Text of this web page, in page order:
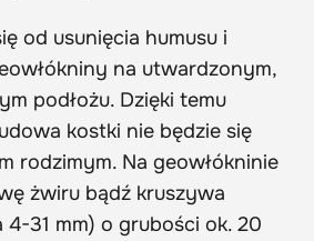
od usunięcia humusu i
na utwardzonym,
podłożu. Dzięki temu
kostki nie będzie się
rodzimym. Na geowłókninie
żwiru bądź kruszywa
4-31 mm) o grubości ok. 20